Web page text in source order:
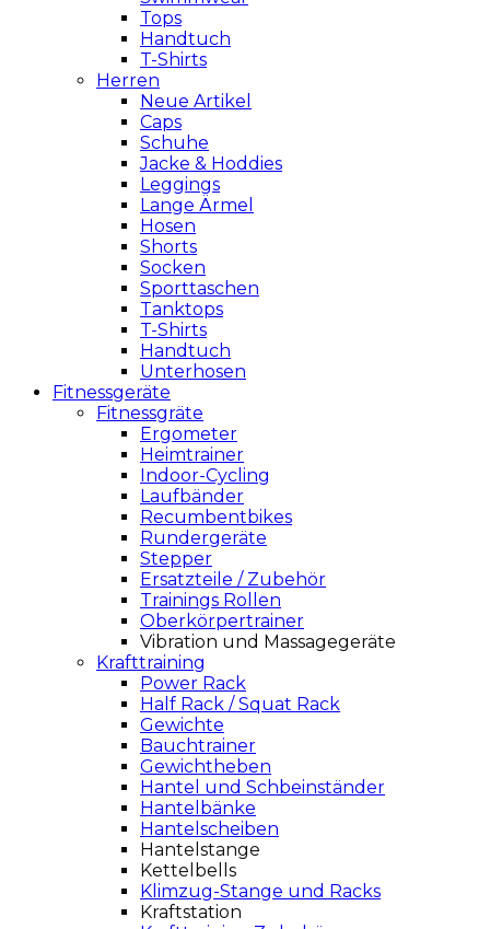
Tops
Handtuch
T-Shirts
Herren
Neue Artikel
Caps
Schuhe
Jacke & Hoddies
Leggings
Lange Ärmel
Hosen
Shorts
Socken
Sporttaschen
Tanktops
T-Shirts
Handtuch
Unterhosen
Fitnessgeräte
Fitnessgräte
Ergometer
Heimtrainer
Indoor-Cycling
Laufbänder
Recumbentbikes
Rundergeräte
Stepper
Ersatzteile / Zubehör
Trainings Rollen
Oberkörpertrainer
Vibration und Massagegeräte
Krafttraining
Power Rack
Half Rack / Squat Rack
Gewichte
Bauchtrainer
Gewichtheben
Hantel und Schbeinständer
Hantelbänke
Hantelscheiben
Hantelstange
Kettelbells
Klimzug-Stange und Racks
Kraftstation